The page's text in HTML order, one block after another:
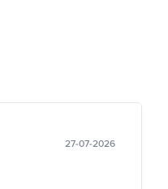
27-07-2026